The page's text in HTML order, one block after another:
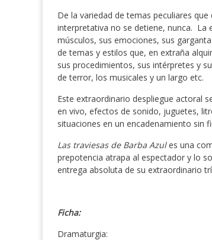
De la variedad de temas peculiares
interpretativa no se detiene, nunca. La
músculos, sus emociones, sus
de temas y estilos que, en extraña
sus procedimientos, sus intérpretes y
de terror, los musicales y un largo etc.
Este extraordinario despliegue actoral
en vivo, efectos de sonido, juguetes,
situaciones en un encadenamiento sin
Las traviesas de Barba Azules una
prepotencia atrapa al espectador y lo
entrega absoluta de su extraordinario
Ficha:
Dramaturgia: